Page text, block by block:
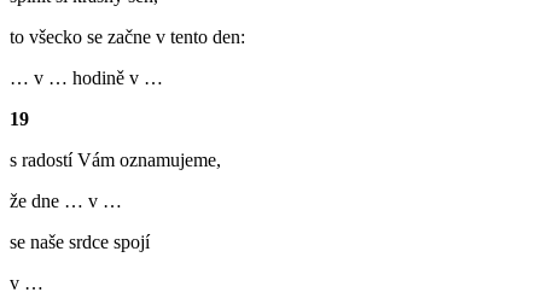
to všecko se začne v tento den:
… v … hodině v …
19
s radostí Vám oznamujeme,
že dne … v …
se naše srdce spojí
v …